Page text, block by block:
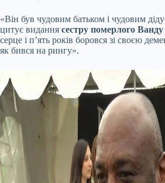
«Він був чудовим батьком і чудовим
цитує видання сестру померлого Ванду
серце і п’ять років боровся зі своєю
як бився на рингу».